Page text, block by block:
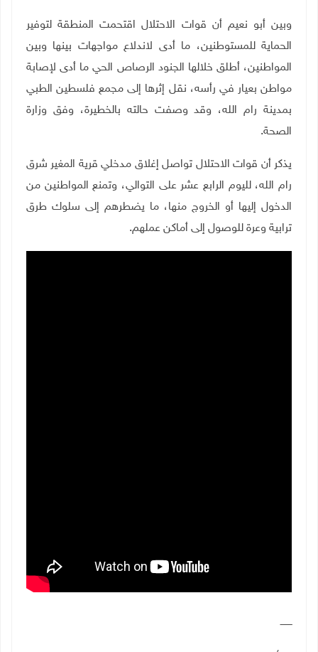
وبين أبو نعيم أن قوات الاحتلال اقتحمت المنطقة لتوفير
الحماية للمستوطنين، ما أدى لاندلاع مواجهات بينها وبين
المواطنين، أطلق خلالها الجنود الرصاص الحي ما أدى لإصابة
مواطن بعيار في رأسه، نقل إثرها إلى مجمع فلسطين الطبي
بمدينة رام الله، وقد وصفت حالته بالخطيرة، وفق وزارة
الصحة.
يذكر أن قوات الاحتلال تواصل إغلاق مدخلي قرية المغير شرق
رام الله، لليوم الرابع عشر على التوالي، وتمنع المواطنين من
الدخول إليها أو الخروج منها، ما يضطرهم إلى سلوك طرق
ترابية وعرة للوصول إلى أماكن عملهم.
ــــــــ